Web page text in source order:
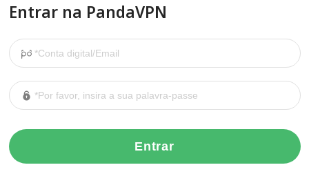
Entrar na PandaVPN
Entrar